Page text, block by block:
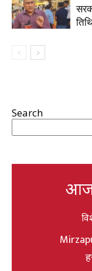
Search
आज